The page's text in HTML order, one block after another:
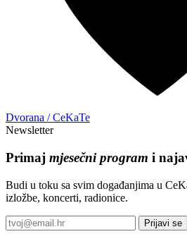
Dvorana / CeKaTe
Newsletter
Primaj mjesečni program i
Budi u toku sa svim događanjima u
izložbe, koncerti, radionice.
Prijavi se